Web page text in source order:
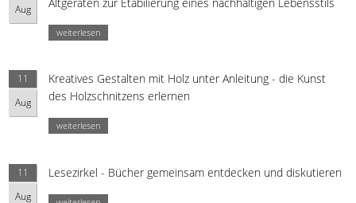
Aug
weiterlesen
11
Aug
Kreatives Gestalten mit Holz unter Anleitung - die Kunst
des Holzschnitzens erlernen
weiterlesen
11
Aug
Lesezirkel - Bücher gemeinsam entdecken und diskutieren